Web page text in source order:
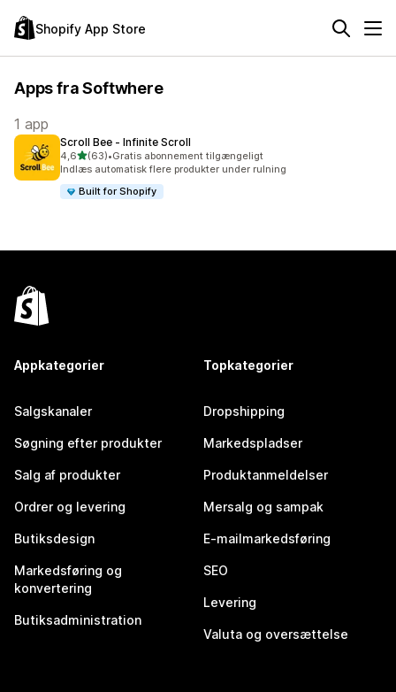
Shopify App Store
Apps fra Softwhere
1 app
Scroll Bee ‑ Infinite Scroll
4,6ud af 5 stjerner
(63)
63 anmeldelser i alt
•Gratis abonnement tilgængeligt
Indlæs automatisk flere produkter under rulning
Built for Shopify
Appkategorier
Salgskanaler
Søgning efter produkter
Salg af produkter
Ordrer og levering
Butiksdesign
Markedsføring og
konvertering
Butiksadministration
Topkategorier
Dropshipping
Markedspladser
Produktanmeldelser
Mersalg og sampak
E-mailmarkedsføring
SEO
Levering
Valuta og oversættelse